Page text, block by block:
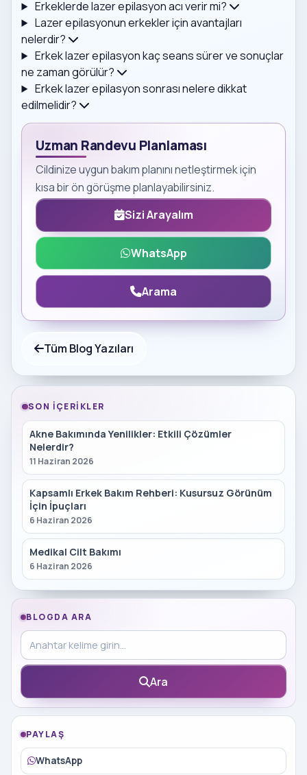
Erkeklerde lazer epilasyon acı verir mi?
Lazer epilasyonun erkekler için avantajları
nelerdir?
Erkek lazer epilasyon kaç seans sürer ve sonuçlar
ne zaman görülür?
Erkek lazer epilasyon sonrası nelere dikkat
edilmelidir?
Uzman Randevu Planlaması
Cildinize uygun bakım planını netleştirmek için
kısa bir ön görüşme planlayabilirsiniz.
Sizi Arayalım
WhatsApp
Arama
Tüm Blog Yazıları
SON İÇERIKLER
Akne Bakımında Yenilikler: Etkili Çözümler
Nelerdir?
11 Haziran 2026
Kapsamlı Erkek Bakım Rehberi: Kusursuz Görünüm
İçin İpuçları
6 Haziran 2026
Medikal Cilt Bakımı
6 Haziran 2026
BLOGDA ARA
Blog içinde ara
Ara
PAYLAŞ
WhatsApp